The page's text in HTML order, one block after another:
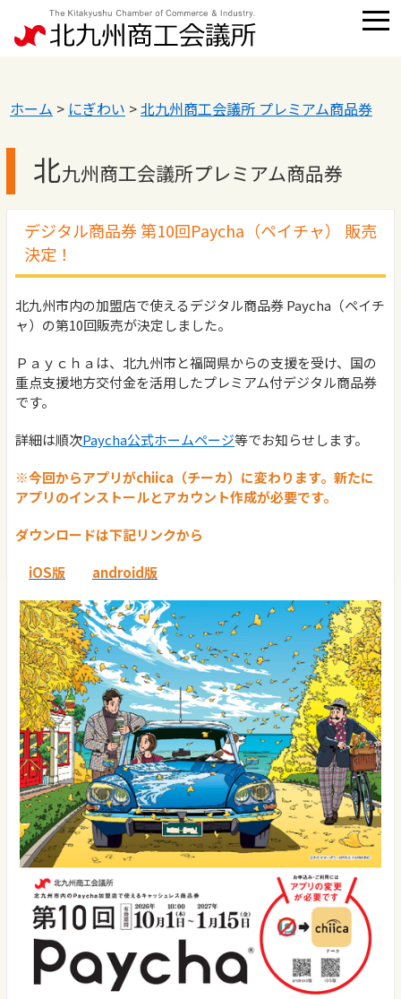
ホーム > にぎわい >北九州商工会議所 プレミアム商品券
北九州商工会議所プレミアム商品券
デジタル商品券 第10回Paycha（ペイチャ） 販売
決定！
北九州市内の加盟店で使えるデジタル商品券 Paycha（ペイチ
ャ）の第10回販売が決定しました。
Ｐａｙｃｈａは、北九州市と福岡県からの支援を受け、国の
重点支援地方交付金を活用したプレミアム付デジタル商品券
です。
詳細は順次Paycha公式ホームページ等でお知らせします。
※今回からアプリがchiica（チーカ）に変わります。新たに
アプリのインストールとアカウント作成が必要です。
ダウンロードは下記リンクから
iOS版
android版